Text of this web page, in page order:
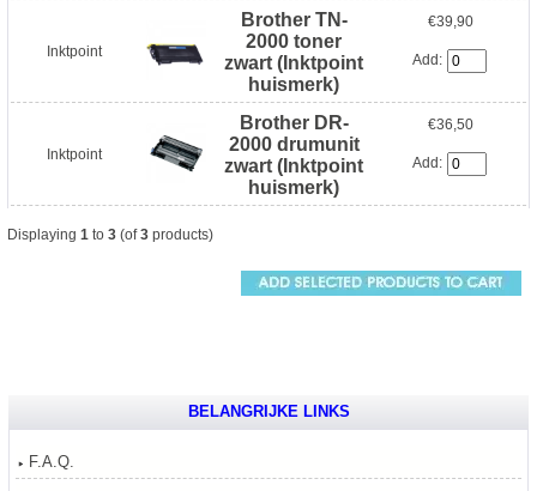
Inktpoint
Brother TN-
2000 toner
zwart (Inktpoint
huismerk)
€39,90
Add:
Inktpoint
Brother DR-
2000 drumunit
zwart (Inktpoint
huismerk)
€36,50
Add:
Displaying 1 to 3 (of3 products)
BELANGRIJKE LINKS
F.A.Q.